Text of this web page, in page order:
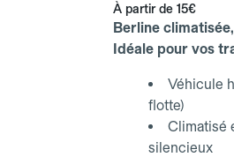
À partir de 15€
Berline
Idéale pour vos
Véhicule
flotte)
Climatisé
silencieux